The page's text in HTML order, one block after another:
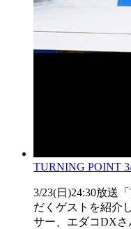
TURNING POINT
3/23(日)24:30放送
だくゲストを紹介
サー、エダコDX